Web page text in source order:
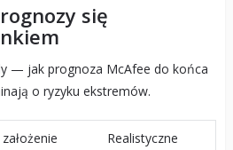
się
— jak prognoza McAfee do końca
o ryzyku ekstremów.
Realistyczne